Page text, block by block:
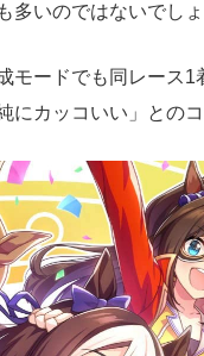
いのではないでしょ
ードでも同レース1
にカッコいい」との